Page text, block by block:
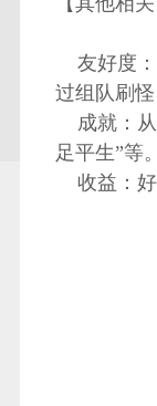
友好度：
过组队刷
成就：从
足平生”等
收益：好